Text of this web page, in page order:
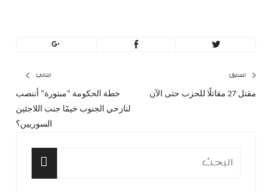
تصفّح
المقالات
السابق
المقال
مقتل 27 مقاتلًا للحزب حتى الآن
التالي
خطة الحكومة “مبتورة” أننصب
لنازحي الجنوب خيمًا جنب اللاجئين
السوريين؟
البحث